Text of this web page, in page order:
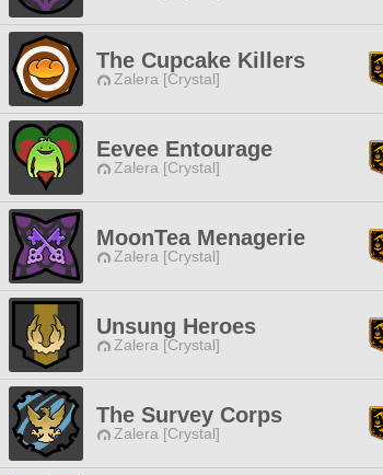
The Cupcake Killers
Zalera [Crystal]
Eevee Entourage
Zalera [Crystal]
MoonTea Menagerie
Zalera [Crystal]
Unsung Heroes
Zalera [Crystal]
The Survey Corps
Zalera [Crystal]